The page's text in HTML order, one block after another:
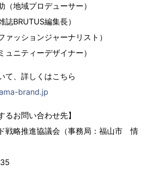
（地域プロデューサー）
BRUTUS編集長）
ァッションジャーナリスト）
ュニティーデザイナー）
て、詳しくはこちら
brand.jp
るお問い合わせ先】
戦略推進協議会（事務局：福山市 情